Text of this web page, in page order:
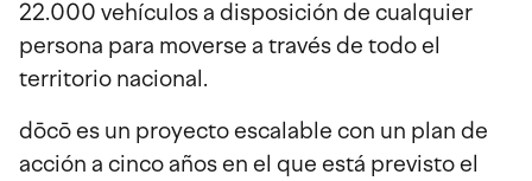
22.000 vehículos a disposición de cualquier
persona para moverse a través de todo el
territorio nacional.
dōcō es un proyecto escalable con un plan de
acción a cinco años en el que está previsto el